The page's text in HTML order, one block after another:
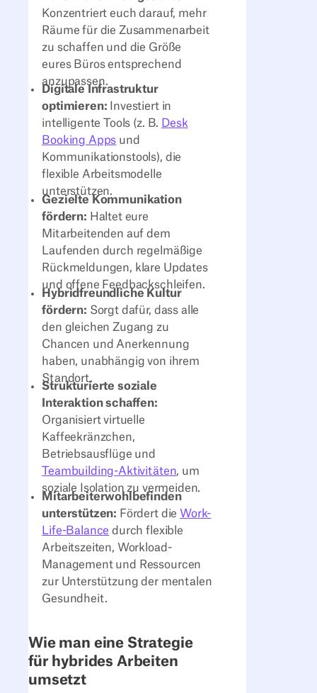
Konzentriert euch darauf, mehr
Räume für die Zusammenarbeit
zu schaffen und die Größe
eures Büros entsprechend
anzupassen.
Digitale Infrastruktur
optimieren:
Investiert in
intelligente Tools (z. B. Desk
Booking Apps und
Kommunikationstools), die
flexible Arbeitsmodelle
unterstützen.
Gezielte Kommunikation
fördern: Haltet eure
Mitarbeitenden auf dem
Laufenden durch regelmäßige
Rückmeldungen, klare Updates
und offene Feedbackschleifen.
Hybridfreundliche Kultur
fördern: Sorgt dafür, dass alle
den gleichen Zugang zu
Chancen und Anerkennung
haben, unabhängig von ihrem
Standort.
Strukturierte soziale
Interaktion schaffen:
Organisiert virtuelle
Kaffeekränzchen,
Betriebsausflüge und
Teambuilding-Aktivitäten, um
soziale Isolation zu vermeiden.
Mitarbeiterwohlbefinden
unterstützen: Fördert die Work-
Life-Balance durch flexible
Arbeitszeiten, Workload-
Management und Ressourcen
zur Unterstützung der mentalen
Gesundheit.
Wie man eine Strategie
für hybrides Arbeiten
umsetzt